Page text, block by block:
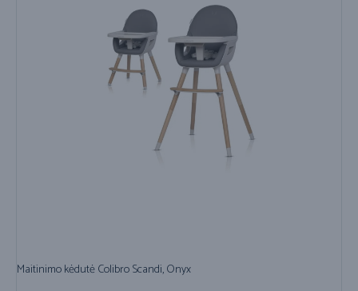
Maitinimo kėdutė Colibro Scandi, Onyx